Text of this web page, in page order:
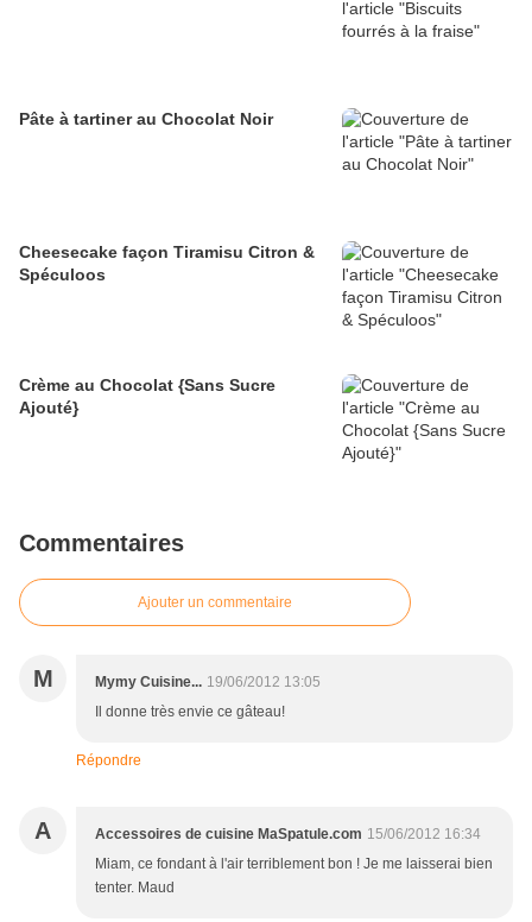
Pâte à tartiner au Chocolat Noir
Cheesecake façon Tiramisu Citron &
Spéculoos
Crème au Chocolat {Sans Sucre
Ajouté}
Commentaires
Ajouter un commentaire
M Mymy Cuisine... 19/06/2012 13:05
Il donne très envie ce gâteau!
Répondre
A Accessoires de cuisine MaSpatule.com 15/06/2012 16:34
Miam, ce fondant à l'air terriblement bon ! Je me laisserai bien
tenter. Maud